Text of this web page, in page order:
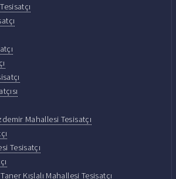
Mahallesi Tesisatçı
Tesisatçı
Kışlalı Mahallesi Tesisatçı